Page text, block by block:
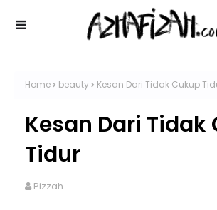
Home beauty Kesan Dari Tidak Cukup
Kesan Dari Tidak
Tidur
Pizzah